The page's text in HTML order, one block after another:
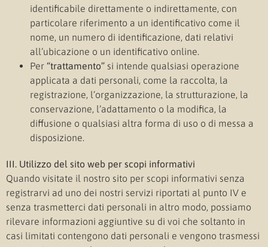
identificabile direttamente o indirettamente, con
particolare riferimento a un identificativo come il
nome, un numero di identificazione, dati relativi
all’ubicazione o un identificativo online.
Per “trattamento” si intende qualsiasi operazione
applicata a dati personali, come la raccolta, la
registrazione, l’organizzazione, la strutturazione, la
conservazione, l’adattamento o la modifica, la
diffusione o qualsiasi altra forma di uso o di messa a
disposizione.
III. Utilizzo del sito web per scopi informativi
Quando visitate il nostro sito per scopi informativi senza
registrarvi ad uno dei nostri servizi riportati al punto IV e
senza trasmetterci dati personali in altro modo, possiamo
rilevare informazioni aggiuntive su di voi che soltanto in
casi limitati contengono dati personali e vengono trasmessi